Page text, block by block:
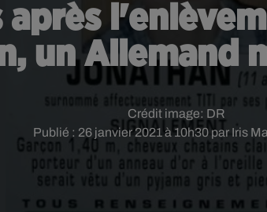
après
un Allemand
Publié : 26 janvier 2021 à 10h30 par Iris
Crédit image: DR